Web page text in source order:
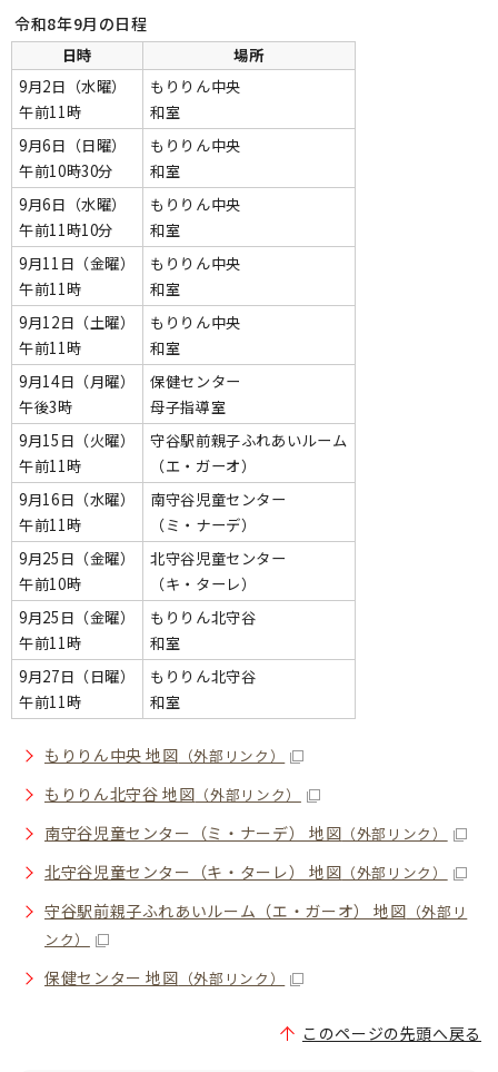
令和8年9月の日程
日時
場所
9月2日（水曜）
午前11時
もりりん中央
和室
9月6日（日曜）
午前10時30分
もりりん中央
和室
9月6日（水曜）
午前11時10分
もりりん中央
和室
9月11日（金曜）
午前11時
もりりん中央
和室
9月12日（土曜）
午前11時
もりりん中央
和室
9月14日（月曜）
午後3時
保健センター
母子指導室
9月15日（火曜）
午前11時
守谷駅前親子ふれあいルーム
（エ・ガーオ）
9月16日（水曜）
午前11時
南守谷児童センター
（ミ・ナーデ）
9月25日（金曜）
午前10時
北守谷児童センター
（キ・ターレ）
9月25日（金曜）
午前11時
もりりん北守谷
和室
9月27日（日曜）
午前11時
もりりん北守谷
和室
もりりん中央 地図 （外部リンク）
もりりん北守谷 地図 （外部リンク）
南守谷児童センター（ミ・ナーデ） 地図 （外部リンク）
北守谷児童センター（キ・ターレ） 地図 （外部リンク）
守谷駅前親子ふれあいルーム（エ・ガーオ） 地図 （外部リ
ンク）
保健センター 地図 （外部リンク）
このページの先頭へ戻る